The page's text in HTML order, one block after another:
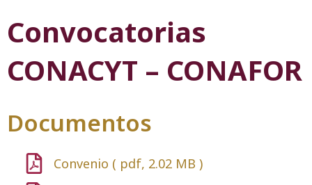
Convocatorias
CONACYT – CONAFOR
Documentos
Convenio ( pdf, 2.02 MB )